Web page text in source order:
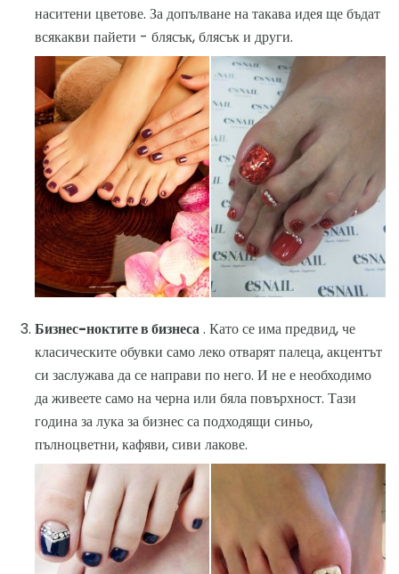
наситени цветове. За допълване на такава идея ще бъдат
всякакви пайети - блясък, блясък и други.
Бизнес-ноктите в бизнеса. Като се има предвид, че
класическите обувки само леко отварят палеца, акцентът
си заслужава да се направи по него. И не е необходимо
да живеете само на черна или бяла повърхност. Тази
година за лука за бизнес са подходящи синьо,
пълноцветни, кафяви, сиви лакове.